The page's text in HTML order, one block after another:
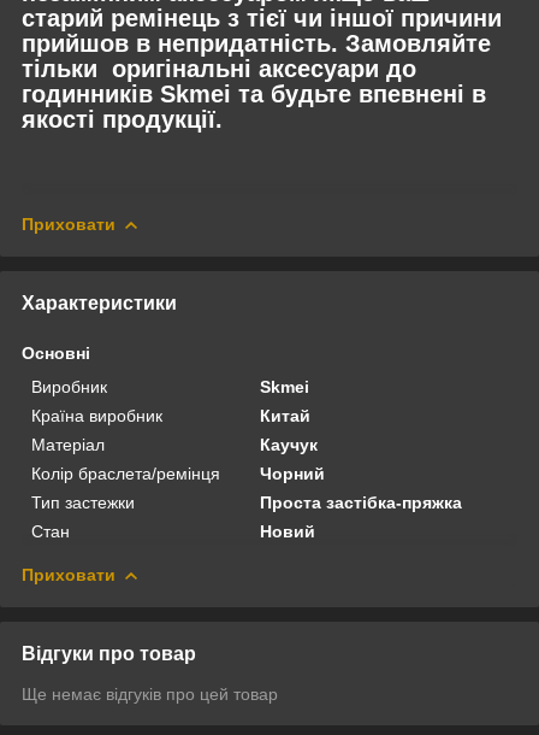
старий ремінець з тієї чи іншої причини
прийшов в непридатність. Замовляйте
тільки оригінальні аксесуари до
годинників Skmei та будьте впевнені в
якості продукції.
Приховати
Характеристики
Основні
Виробник
Skmei
Країна виробник
Китай
Матеріал
Каучук
Колір браслета/ремінця
Чорний
Тип застежки
Проста застібка-пряжка
Стан
Новий
Приховати
Відгуки про товар
Ще немає відгуків про цей товар